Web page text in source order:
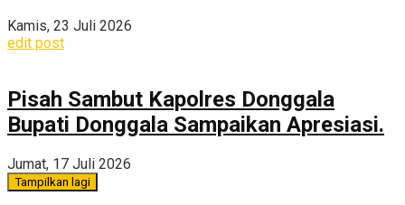
Kamis, 23 Juli 2026
edit post
Pisah Sambut Kapolres Donggala
Bupati Donggala Sampaikan Apresiasi.
Jumat, 17 Juli 2026
Tampilkan lagi